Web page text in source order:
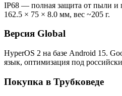
IP68 — полная защита от пыли и
162.5 × 75 × 8.0 мм, вес ~205 г.
Версия Global
HyperOS 2 на базе Android 15.
язык, оптимизация под
Покупка в Трубковеде